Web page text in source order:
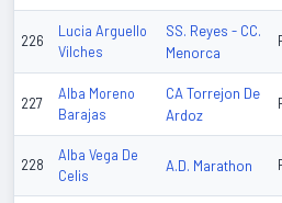
226
Lucia Arguello
Vilches
SS. Reyes - CC.
Menorca
227
Alba Moreno
Barajas
CA Torrejon De
Ardoz
228
Alba Vega De
Celis
A.D. Marathon